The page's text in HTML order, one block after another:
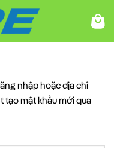
nhập hoặc địa chỉ
tạo mật khẩu mới qua